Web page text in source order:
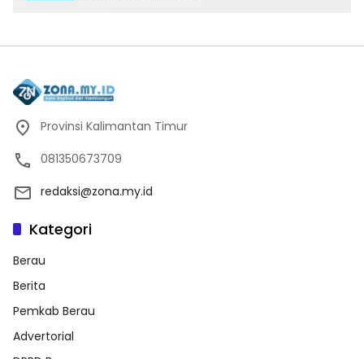
Provinsi Kalimantan Timur
081350673709
redaksi@zona.my.id
Kategori
Berau
Berita
Pemkab Berau
Advertorial